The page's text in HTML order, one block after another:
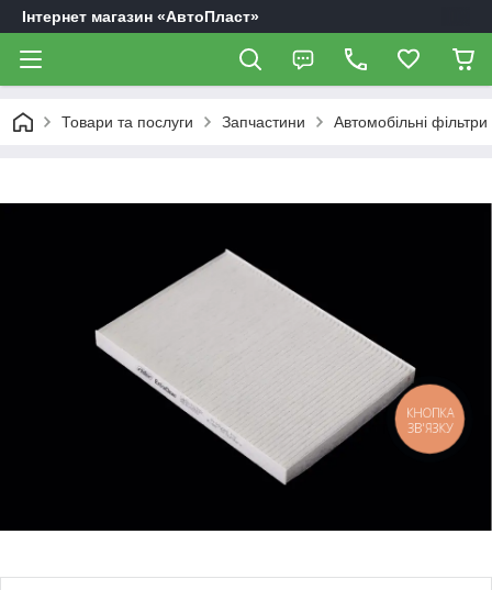
Інтернет магазин «АвтоПласт»
Товари та послуги Запчастини Автомобільні фільтри
КНОПКА
ЗВ'ЯЗКУ